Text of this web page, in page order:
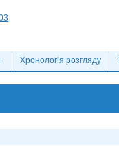
Хронологія розгляду